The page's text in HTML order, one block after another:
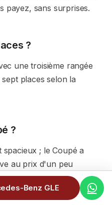
payez, sans surprises.
?
une troisième rangée
places selon la
?
; le Coupé a
au prix d'un peu
Benz GLE